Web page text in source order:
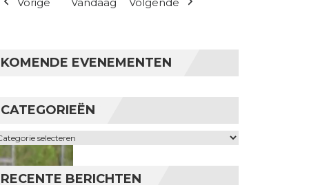
KOMENDE EVENEMENTEN
CATEGORIEËN
RECENTE BERICHTEN